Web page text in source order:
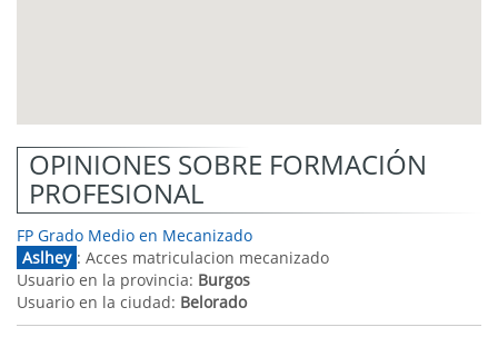
OPINIONES SOBRE FORMACIÓN
PROFESIONAL
FP Grado Medio en Mecanizado
Aslhey : Acces matriculacion mecanizado
Usuario en la provincia: Burgos
Usuario en la ciudad: Belorado